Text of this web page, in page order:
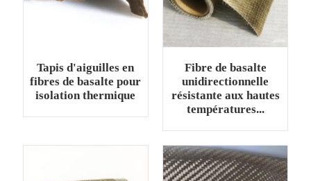
Tapis d'aiguilles en
fibres de basalte pour
isolation thermique
Fibre de basalte
unidirectionnelle
résistante aux hautes
températures...